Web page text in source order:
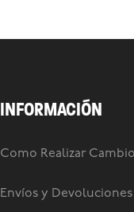
INFORMACIÓN
Como Realizar
Envíos y Devoluciones